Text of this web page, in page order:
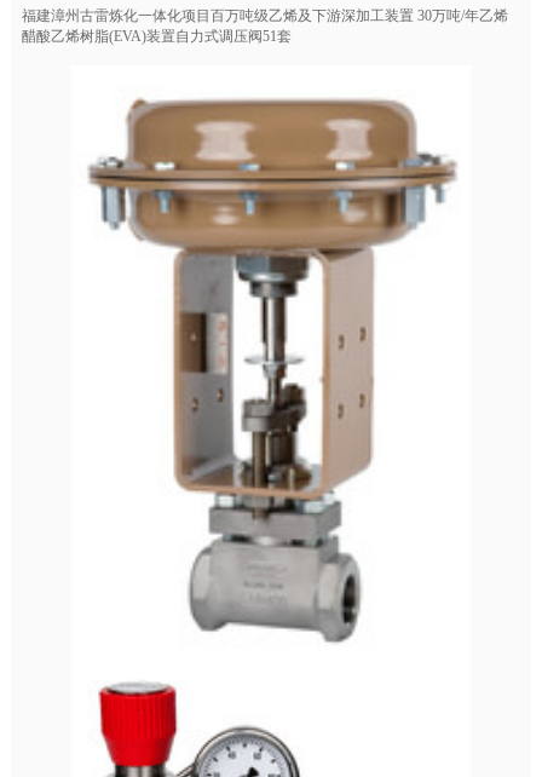
福建漳州古雷炼化一体化项目百万吨级乙烯及下游深加工装置 30万吨/年乙烯
醋酸乙烯树脂(EVA)装置自力式调压阀51套